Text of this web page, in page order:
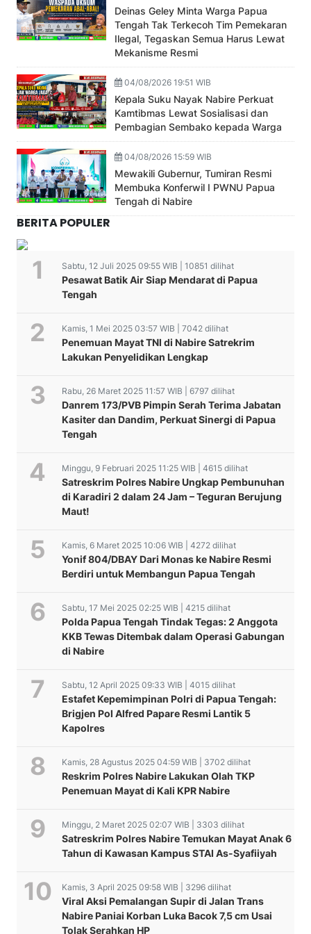
Deinas Geley Minta Warga Papua
Tengah Tak Terkecoh Tim Pemekaran
Ilegal, Tegaskan Semua Harus Lewat
Mekanisme Resmi
04/08/2026 19:51 WIB
Kepala Suku Nayak Nabire Perkuat
Kamtibmas Lewat Sosialisasi dan
Pembagian Sembako kepada Warga
04/08/2026 15:59 WIB
Mewakili Gubernur, Tumiran Resmi
Membuka Konferwil I PWNU Papua
Tengah di Nabire
BERITA POPULER
Sabtu, 12 Juli 2025 09:55 WIB | 10851 dilihat
Pesawat Batik Air Siap Mendarat di Papua
Tengah
Kamis, 1 Mei 2025 03:57 WIB | 7042 dilihat
Penemuan Mayat TNI di Nabire Satrekrim
Lakukan Penyelidikan Lengkap
Rabu, 26 Maret 2025 11:57 WIB | 6797 dilihat
Danrem 173/PVB Pimpin Serah Terima Jabatan
Kasiter dan Dandim, Perkuat Sinergi di Papua
Tengah
Minggu, 9 Februari 2025 11:25 WIB | 4615 dilihat
Satreskrim Polres Nabire Ungkap Pembunuhan
di Karadiri 2 dalam 24 Jam – Teguran Berujung
Maut!
Kamis, 6 Maret 2025 10:06 WIB | 4272 dilihat
Yonif 804/DBAY Dari Monas ke Nabire Resmi
Berdiri untuk Membangun Papua Tengah
Sabtu, 17 Mei 2025 02:25 WIB | 4215 dilihat
Polda Papua Tengah Tindak Tegas: 2 Anggota
KKB Tewas Ditembak dalam Operasi Gabungan
di Nabire
Sabtu, 12 April 2025 09:33 WIB | 4015 dilihat
Estafet Kepemimpinan Polri di Papua Tengah:
Brigjen Pol Alfred Papare Resmi Lantik 5
Kapolres
Kamis, 28 Agustus 2025 04:59 WIB | 3702 dilihat
Reskrim Polres Nabire Lakukan Olah TKP
Penemuan Mayat di Kali KPR Nabire
Minggu, 2 Maret 2025 02:07 WIB | 3303 dilihat
Satreskrim Polres Nabire Temukan Mayat Anak 6
Tahun di Kawasan Kampus STAI As-Syafiiyah
Kamis, 3 April 2025 09:58 WIB | 3296 dilihat
Viral Aksi Pemalangan Supir di Jalan Trans
Nabire Paniai Korban Luka Bacok 7,5 cm Usai
Tolak Serahkan HP
Terpadu di Kabupaten
Nabire. Kapolres
”vaksinasi merupakan
PT.Nabire Baru &
PT.Sariwana Adi Perkasa
dengan Program CSR